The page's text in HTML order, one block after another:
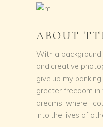
ABOUT
With a
and creative
give up my
greater freedom
dreams, where I
into the lives of